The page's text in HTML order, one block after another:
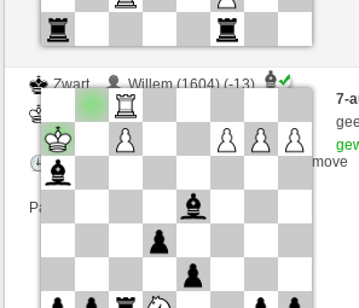
Zwart
Willem (1604) (-13)
joske (1668) (+13)
Speelduur: 5 minutes/side + 0 seconds/move
Partij telt mee voor de ranglijst
7-